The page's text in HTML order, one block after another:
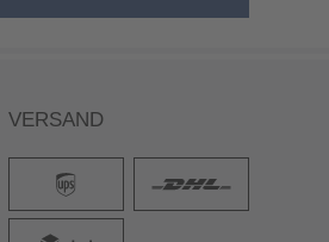
VERSAND